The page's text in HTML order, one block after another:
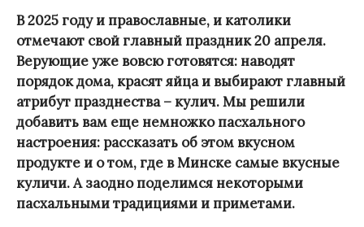
В 2025 году и православные, и католики
отмечают свой главный праздник 20 апреля.
Верующие уже вовсю готовятся: наводят
порядок дома, красят яйца и выбирают главный
атрибут празднества – кулич. Мы решили
добавить вам еще немножко пасхального
настроения: рассказать об этом вкусном
продукте и о том, где в Минске самые вкусные
куличи. А заодно поделимся некоторыми
пасхальными традициями и приметами.